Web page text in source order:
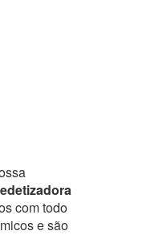
com todo
e são